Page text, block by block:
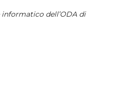
dell’ODA di